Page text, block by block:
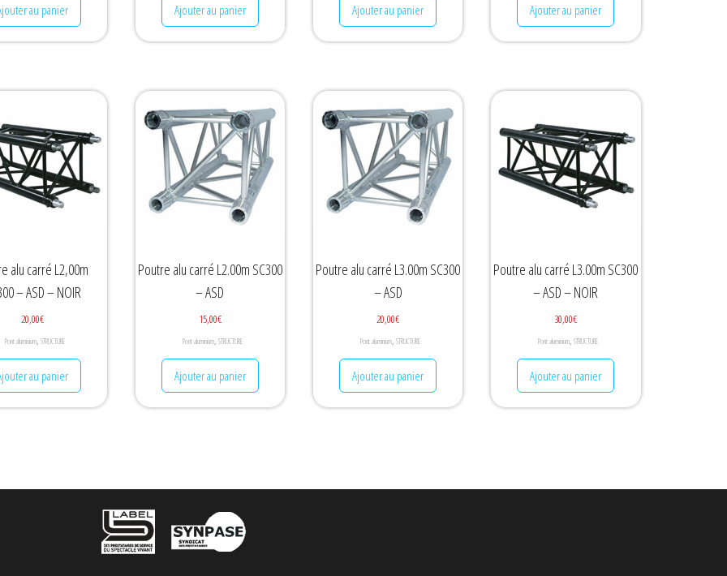
au panier Ajouter au panier Ajouter au panier Ajouter au panier
alu carré L2,00m
– ASD – NOIR
20,00€
Pont aluminium, STRUCTURE
au panier
Poutre alu carré L2.00m SC300
– ASD
15,00€
Pont aluminium, STRUCTURE
Ajouter au panier
Poutre alu carré L3.00m SC300
– ASD
20,00€
Pont aluminium, STRUCTURE
Ajouter au panier
Poutre alu carré L3.00m SC300
– ASD – NOIR
30,00€
Pont aluminium, STRUCTURE
Ajouter au panier